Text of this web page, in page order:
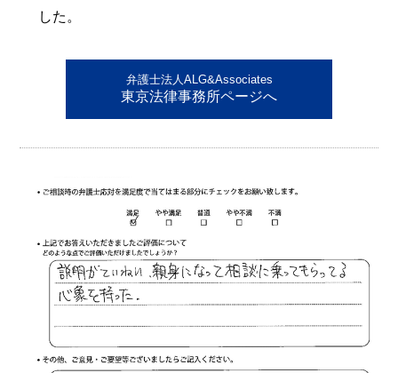
した。
弁護士法人ALG&Associates
東京法律事務所ページへ